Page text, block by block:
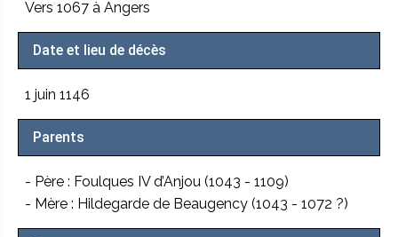
Vers 1067 à Angers
Date et lieu de décès
1 juin 1146
Parents
- Père : Foulques IV d’Anjou (1043 - 1109)
- Mère : Hildegarde de Beaugency (1043 - 1072 ?)